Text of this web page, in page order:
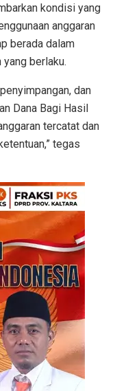
kondisi yang
anggaran
berada dalam
berlaku.
dan
Dana Bagi Hasil
tercatat dan
tegas